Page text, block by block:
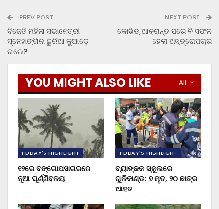
PREV POST
ବିଜେଡି ମହିଳା ସଭାନେତ୍ରୀ
ସ୍ନେହାଙ୍ଗିନୀ ଛୁରିଆ କୁଆଡ଼େ
ଗଲେ?
NEXT POST
କୋଭିଡ୍ ଆକ୍ରାନ୍ତ ପରେ ବି ସଫଳ
ହେଲା ଅସ୍ତ୍ରୋପଚାର
All
YOU MIGHT ALSO LIKE
TODAY'S HIGHLIGHT
୧୨ରେ ବଙ୍ଗୋପସାଗରରେ
ନୂଆ ଘୂର୍ଣ୍ଣିବଳୟ
TODAY'S HIGHLIGHT
ବ୍ୟାଙ୍କକ ସ୍କୁଲରେ
ଗୁଳିକାଣ୍ଡ: ୭ ମୃତ, ୨୦ ଛାତ୍ର
ଆହତ